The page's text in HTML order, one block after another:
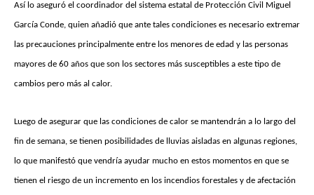
Así lo aseguró el coordinador del sistema estatal de Protección Civil Miguel
García Conde, quien añadió que ante tales condiciones es necesario extremar
las precauciones principalmente entre los menores de edad y las personas
mayores de 60 años que son los sectores más susceptibles a este tipo de
cambios pero más al calor.
Luego de asegurar que las condiciones de calor se mantendrán a lo largo del
fin de semana, se tienen posibilidades de lluvias aisladas en algunas regiones,
lo que manifestó que vendría ayudar mucho en estos momentos en que se
tienen el riesgo de un incremento en los incendios forestales y de afectación